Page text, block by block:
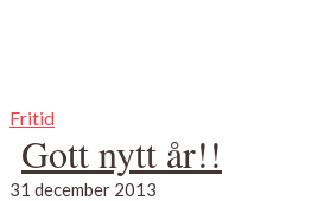
Fritid
Gott nytt år!!
31 december 2013